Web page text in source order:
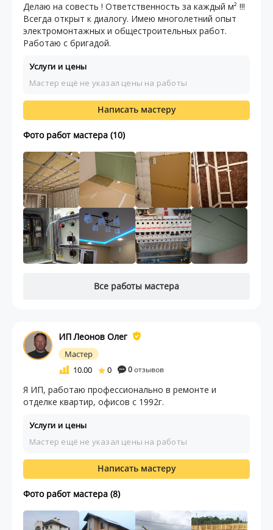
Делаю на совесть ! Ответственность за каждый м² !!!
Всегда открыт к диалогу. Имею многолетний опыт
электромонтажных и общестроительных работ.
Работаю с бригадой.
Услуги и цены
Мастер ещё не указал цены на работы
Написать мастеру
Фото работ мастера (10)
Все работы мастера
ИП Леонов Олег
Мастер
10.00
0 0отзывов
Я ИП, работаю профессионально в ремонтe и
отделке квартир, офисов с 1992г.
Услуги и цены
Мастер ещё не указал цены на работы
Написать мастеру
Фото работ мастера (8)